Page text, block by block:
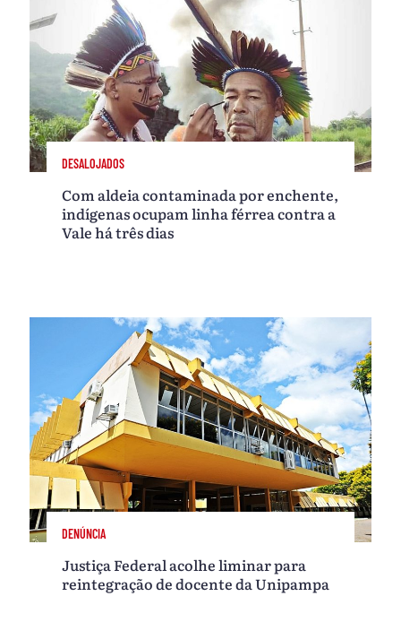
DESALOJADOS
Com aldeia contaminada por enchente,
indígenas ocupam linha férrea contra a
Vale há três dias
DENÚNCIA
Justiça Federal acolhe liminar para
reintegração de docente da Unipampa